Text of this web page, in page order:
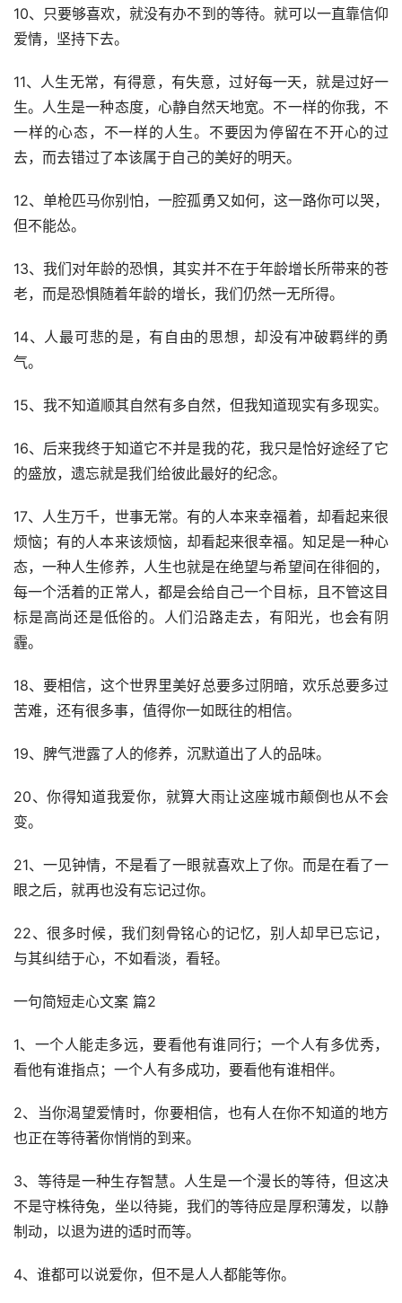
10、只要够喜欢，就没有办不到的等待。就可以一直靠信仰
爱情，坚持下去。
11、人生无常，有得意，有失意，过好每一天，就是过好一
生。人生是一种态度，心静自然天地宽。不一样的你我，不
一样的心态，不一样的人生。不要因为停留在不开心的过
去，而去错过了本该属于自己的美好的明天。
12、单枪匹马你别怕，一腔孤勇又如何，这一路你可以哭，
但不能怂。
13、我们对年龄的恐惧，其实并不在于年龄增长所带来的苍
老，而是恐惧随着年龄的增长，我们仍然一无所得。
14、人最可悲的是，有自由的思想，却没有冲破羁绊的勇
气。
15、我不知道顺其自然有多自然，但我知道现实有多现实。
16、后来我终于知道它不并是我的花，我只是恰好途经了它
的盛放，遗忘就是我们给彼此最好的纪念。
17、人生万千，世事无常。有的人本来幸福着，却看起来很
烦恼；有的人本来该烦恼，却看起来很幸福。知足是一种心
态，一种人生修养，人生也就是在绝望与希望间在徘徊的，
每一个活着的正常人，都是会给自己一个目标，且不管这目
标是高尚还是低俗的。人们沿路走去，有阳光，也会有阴
霾。
18、要相信，这个世界里美好总要多过阴暗，欢乐总要多过
苦难，还有很多事，值得你一如既往的相信。
19、脾气泄露了人的修养，沉默道出了人的品味。
20、你得知道我爱你，就算大雨让这座城市颠倒也从不会
变。
21、一见钟情，不是看了一眼就喜欢上了你。而是在看了一
眼之后，就再也没有忘记过你。
22、很多时候，我们刻骨铭心的记忆，别人却早已忘记，
与其纠结于心，不如看淡，看轻。
一句简短走心文案 篇2
1、一个人能走多远，要看他有谁同行；一个人有多优秀，
看他有谁指点；一个人有多成功，要看他有谁相伴。
2、当你渴望爱情时，你要相信，也有人在你不知道的地方
也正在等待著你悄悄的到来。
3、等待是一种生存智慧。人生是一个漫长的等待，但这决
不是守株待兔，坐以待毙，我们的等待应是厚积薄发，以静
制动，以退为进的适时而等。
4、谁都可以说爱你，但不是人人都能等你。